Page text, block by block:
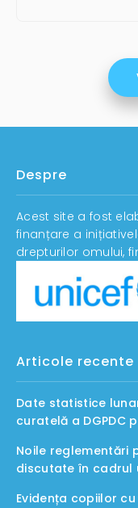
Despre
Acest site a fost
finanțare a
drepturilor omului,
Articole recente
Date statistice
curatelă a DGPDC
Noile reglementări
discutate în cadrul
Evidența copiilor